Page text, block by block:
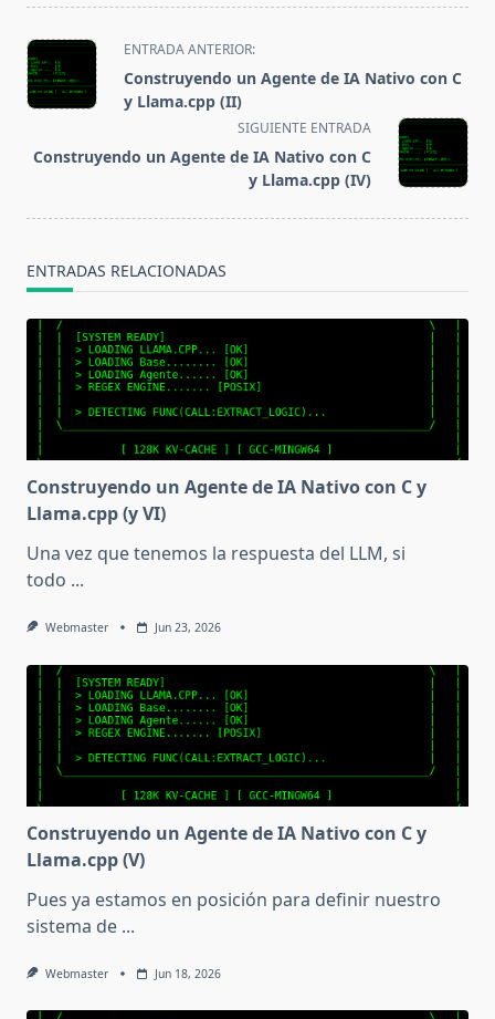
<span
class="nav-
subtitle
reader-
ENTRADA ANTERIOR:
Construyendo un Agente de IA Nativo con C
y Llama.cpp (II)
SIGUIENTE ENTRADA
Construyendo un Agente de IA Nativo con C
y Llama.cpp (IV)
ENTRADAS RELACIONADAS
Construyendo un Agente de IA Nativo con C y
Llama.cpp (y VI)
Una vez que tenemos la respuesta del LLM, si
todo ...
Webmaster Jun 23, 2026
Construyendo un Agente de IA Nativo con C y
Llama.cpp (V)
Pues ya estamos en posición para definir nuestro
sistema de ...
Webmaster Jun 18, 2026